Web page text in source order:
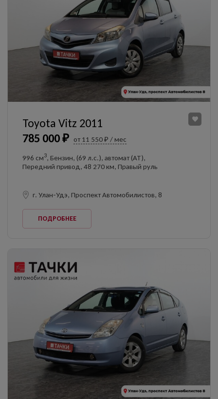
785 000 ₽ от 11 550 ₽ / мес
Toyota Vitz 2011
996 см3, Бензин, (69 л.с.), автомат (AT),
Передний привод, 48 270 км, Правый руль
г. Улан-Удэ, Проспект Автомобилистов, 8
ПОДРОБНЕЕ